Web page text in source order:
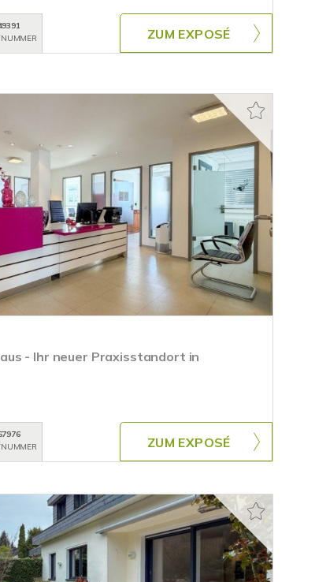
ZUM EXPOSÉ
- Ihr neuer Praxisstandort in
ZUM EXPOSÉ